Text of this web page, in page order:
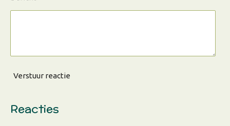
Verstuur reactie
Reacties